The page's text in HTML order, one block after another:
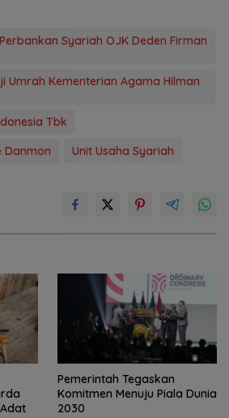
Syariah OJK Deden Firman
Umrah Kementerian Agama Hilman
Tbk
Danmon
Unit Usaha Syariah
Pemerintah Tegaskan
Komitmen Menuju Piala Dunia
2030